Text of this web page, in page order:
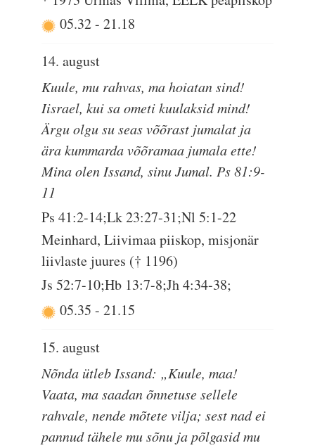
05.32-21.18
14. august
Kuule, mu rahvas, ma hoiatan sind!
Iisrael, kui sa ometi kuulaksid mind!
Ärgu olgu su seas võõrast jumalat ja
ära kummarda võõramaa jumala ette!
Mina olen Issand, sinu Jumal. Ps 81:9-
11
Ps 41:2-14;Lk 23:27-31;Nl 5:1-22
Meinhard, Liivimaa piiskop, misjonär
liivlaste juures († 1196)
Js 52:7-10;Hb 13:7-8;Jh 4:34-38;
05.35-21.15
15. august
Nõnda ütleb Issand: „Kuule, maa!
Vaata, ma saadan õnnetuse sellele
rahvale, nende mõtete vilja; sest nad ei
pannud tähele mu sõnu ja põlgasid mu